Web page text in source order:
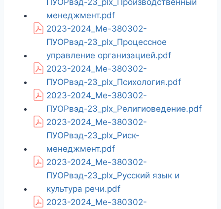
ПУОРвэд-23_plx_Производственный
менеджмент.pdf
2023-2024_Ме-380302-
ПУОРвэд-23_plx_Процессное
управление организацией.pdf
2023-2024_Ме-380302-
ПУОРвэд-23_plx_Психология.pdf
2023-2024_Ме-380302-
ПУОРвэд-23_plx_Религиоведение.pdf
2023-2024_Ме-380302-
ПУОРвэд-23_plx_Риск-
менеджмент.pdf
2023-2024_Ме-380302-
ПУОРвэд-23_plx_Русский язык и
культура речи.pdf
2023-2024_Ме-380302-